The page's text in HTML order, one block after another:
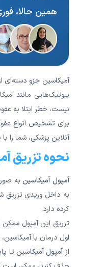
همین حالا،
آمیکاسین جزو دسته‌ای
بیوتیک‌هایی مانند
نیست، خطر ابتلا به
برای تشخیص انواع
آنلاین پزشکی، شما را
نحوه تزریق
آمپول آمیکاسین
کرده دارد.
تزریق این آمپول ممکن
اول درمان با
از آمپول آمیکاسینتا